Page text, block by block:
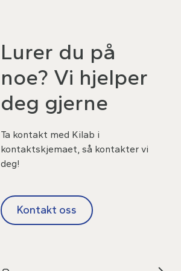
Lurer du på
noe? Vi hjelper
deg gjerne
Ta kontakt med Kilab i
kontaktskjemaet, så kontakter vi
deg!
Kontakt oss